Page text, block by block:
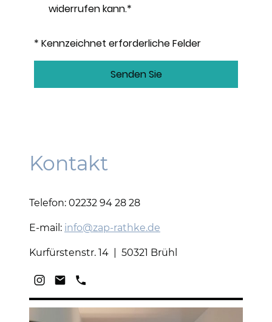
widerrufen kann.*
* Kennzeichnet erforderliche Felder
Senden Sie
Kontakt
Telefon: 02232 94 28 28
E-mail: info@zap-rathke.de
Kurfürstenstr. 14 | 50321 Brühl